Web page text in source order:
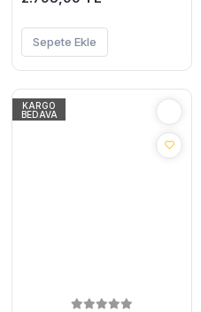
Sepete Ekle
KARGO
BEDAVA